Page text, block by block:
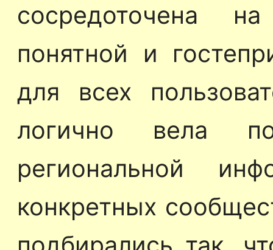
сосредоточена
понятной и
для всех
логично вела
региональной
конкретных